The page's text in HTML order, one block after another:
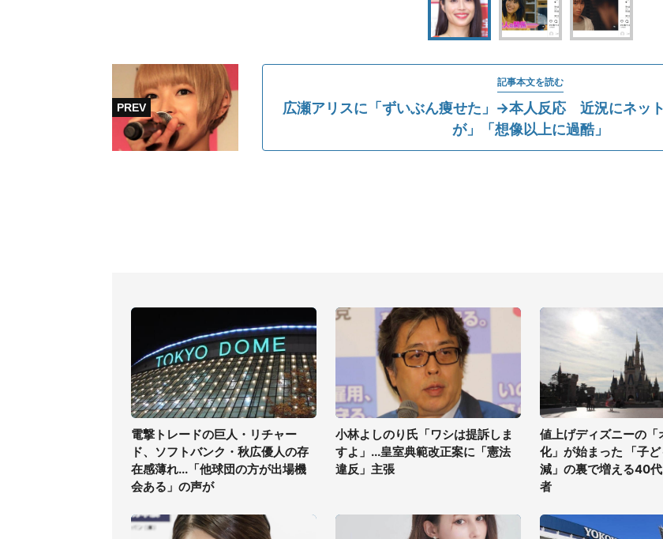
記事本文を読む
広瀬アリスに「ずいぶん痩せた」→本人反応 近況にネッ
が」「想像以上に過酷」
電撃トレードの巨人・リチャー
ド、ソフトバンク・秋広優人の存
在感薄れ...「他球団の方が出場機
会ある」の声が
小林よしのり氏「ワシは提訴しま
すよ」...皇室典範改正案に「憲法
違反」主張
値上げディズニーの「
化」が始まった 「子
減」の裏で増える40
者